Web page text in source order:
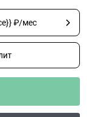
₽/мес